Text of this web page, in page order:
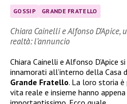
GOSSIP GRANDE FRATELLO
Chiara Cainelli e Alfonso
realtà: l’annuncio
Chiara Cainelli e Alfonso D’Apice
innamorati all’interno della Casa
Grande Fratello. La loro storia è
vita reale e insieme hanno